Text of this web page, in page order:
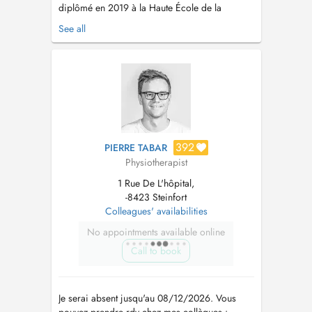
diplômé en 2019 à la Haute École de la
province de Liège, je propose une prise en
charge personnalisée et adaptée aux besoins et
orthopédique et traumatologique (entorses,
fractures, chirurgie, ...) -Pathologies ...
See all
PIERRE TABAR 392
Physiotherapist
1 Rue De L'hôpital,
-8423 Steinfort
Colleagues' availabilities
No appointments available online
Call to book
Je serai absent jusqu'au 08/12/2026. Vous